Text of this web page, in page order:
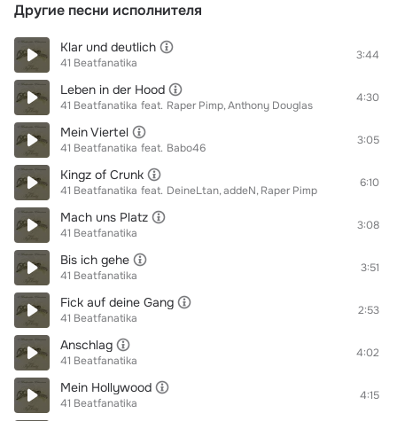
Другие песни исполнителя
Klar und deutlich
41 Beatfanatika
3:44
Leben in der Hood
41 Beatfanatika feat. Raper Pimp Anthony Douglas
4:30
Mein Viertel
41 Beatfanatika feat. Babo46
3:05
Kingz of Crunk
41 Beatfanatika feat. DeineLtan addeN Raper Pimp
6:10
Mach uns Platz
41 Beatfanatika
3:08
Bis ich gehe
41 Beatfanatika
3:51
Fick auf deine Gang
41 Beatfanatika
2:53
Anschlag
41 Beatfanatika
4:02
Mein Hollywood
41 Beatfanatika
4:15